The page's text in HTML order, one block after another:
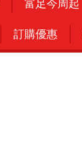
富足今周起
訂購優惠